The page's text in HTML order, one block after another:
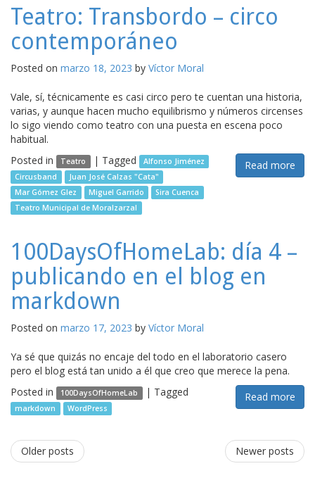
Teatro: Transbordo – circo
contemporáneo
Posted on marzo 18, 2023 by Víctor Moral
Vale, sí, técnicamente es casi circo pero te cuentan una historia,
varias, y aunque hacen mucho equilibrismo y números circenses
lo sigo viendo como teatro con una puesta en escena poco
habitual.
Read more
Posted in Teatro | Tagged
Alfonso Jiménez
Circusband
Juan José Calzas "Cata"
Mar Gómez Glez
Miguel Garrido
Sira Cuenca
Teatro Municipal de Moralzarzal
100DaysOfHomeLab: día 4 –
publicando en el blog en
markdown
Posted on marzo 17, 2023 by Víctor Moral
Ya sé que quizás no encaje del todo en el laboratorio casero
pero el blog está tan unido a él que creo que merece la pena.
Read more
Posted in 100DaysOfHomeLab | Tagged
markdown WordPress
Post
navigation
Older posts Newer posts